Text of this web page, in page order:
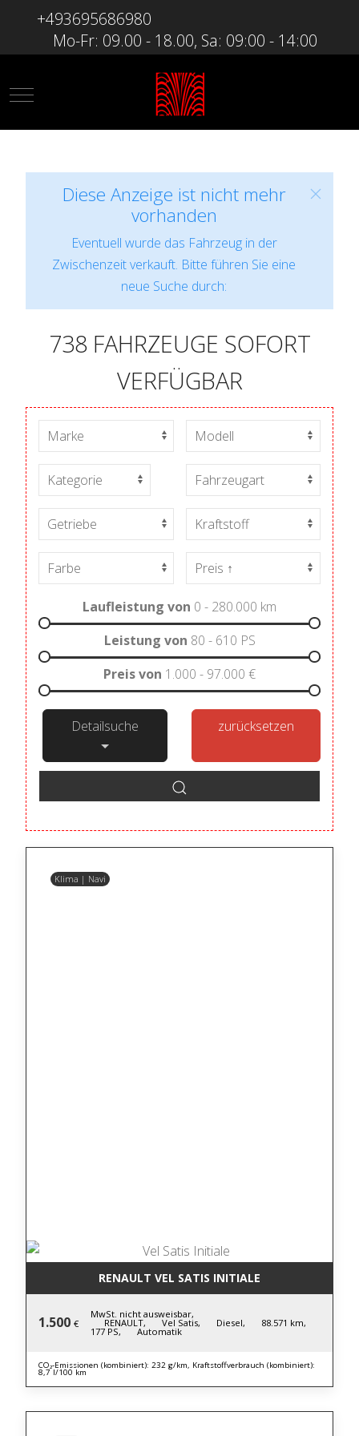
+493695686980
Mo-Fr: 09.00 - 18.00, Sa: 09:00 - 14:00
Mobile Menu Toggle
Diese Anzeige ist nicht mehr
vorhanden
Eventuell wurde das Fahrzeug in der
Zwischenzeit verkauft. Bitte führen Sie eine
neue Suche durch:
738 FAHRZEUGE SOFORT
VERFÜGBAR
Laufleistung von 0 - 280.000 km
Leistung von 80 - 610 PS
Preis von 1.000 - 97.000 €
Detailsuche zurücksetzen
Klima | Navi
RENAULT VEL SATIS INITIALE
1.500 €
MwSt. nicht ausweisbar,
RENAULT, Vel Satis, Diesel, 88.571 km,
177 PS, Automatik
CO₂-Emissionen (kombiniert): 232 g/km, Kraftstoffverbrauch (kombiniert):
8,7 l/100 km